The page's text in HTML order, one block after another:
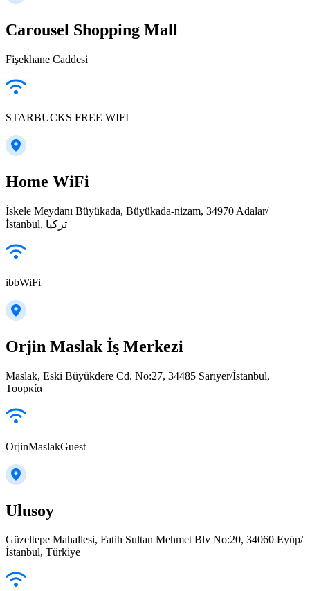
Carousel Shopping Mall
Fişekhane Caddesi
STARBUCKS FREE WIFI
Home WiFi
İskele Meydanı Büyükada, Büyükada-nizam, 34970 Adalar/
İstanbul, تركيا
ibbWiFi
Orjin Maslak İş Merkezi
Maslak, Eski Büyükdere Cd. No:27, 34485 Sarıyer/İstanbul,
Τουρκία
OrjinMaslakGuest
Ulusoy
Güzeltepe Mahallesi, Fatih Sultan Mehmet Blv No:20, 34060 Eyüp/
İstanbul, Türkiye